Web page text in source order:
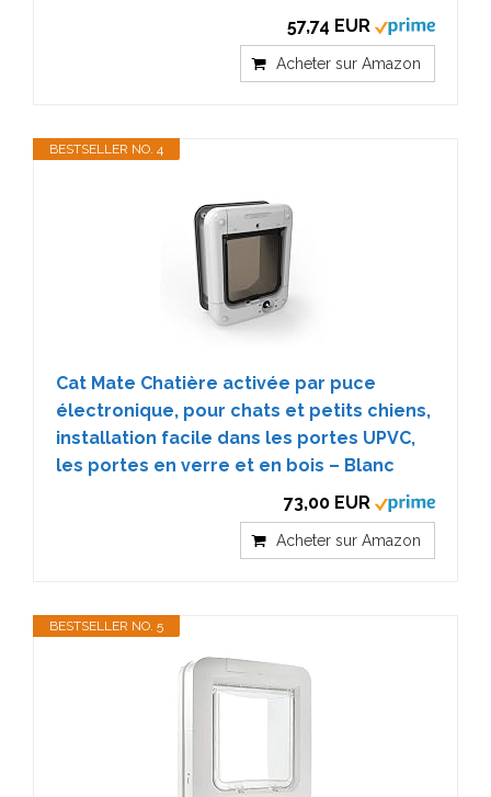
57,74 EUR
Acheter sur Amazon
BESTSELLER NO. 4
Cat Mate Chatière activée par puce
électronique, pour chats et petits chiens,
installation facile dans les portes UPVC,
les portes en verre et en bois – Blanc
73,00 EUR
Acheter sur Amazon
BESTSELLER NO. 5